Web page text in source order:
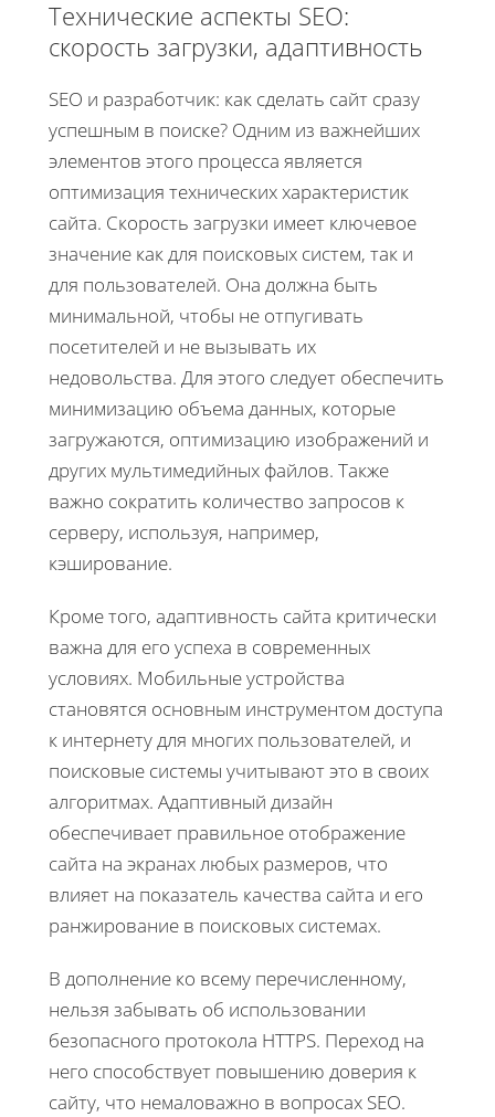
Технические аспекты SEO:
скорость загрузки, адаптивность
SEO и разработчик: как сделать сайт сразу
успешным в поиске? Одним из важнейших
элементов этого процесса является
оптимизация технических характеристик
сайта. Скорость загрузки имеет ключевое
значение как для поисковых систем, так и
для пользователей. Она должна быть
минимальной, чтобы не отпугивать
посетителей и не вызывать их
недовольства. Для этого следует обеспечить
минимизацию объема данных, которые
загружаются, оптимизацию изображений и
других мультимедийных файлов. Также
важно сократить количество запросов к
серверу, используя, например,
кэширование.
Кроме того, адаптивность сайта критически
важна для его успеха в современных
условиях. Мобильные устройства
становятся основным инструментом доступа
к интернету для многих пользователей, и
поисковые системы учитывают это в своих
алгоритмах. Адаптивный дизайн
обеспечивает правильное отображение
сайта на экранах любых размеров, что
влияет на показатель качества сайта и его
ранжирование в поисковых системах.
В дополнение ко всему перечисленному,
нельзя забывать об использовании
безопасного протокола HTTPS. Переход на
него способствует повышению доверия к
сайту, что немаловажно в вопросах SEO.